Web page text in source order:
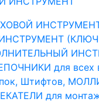
для всех
Штифтов,
для